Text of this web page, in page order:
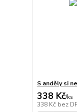
S anděly si
338 Kč/ks
338 Kč bez